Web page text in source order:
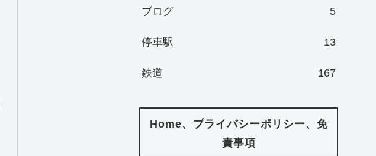
ブログ 5
停車駅 13
鉄道 167
Home、プライバシーポリシー、免
責事項